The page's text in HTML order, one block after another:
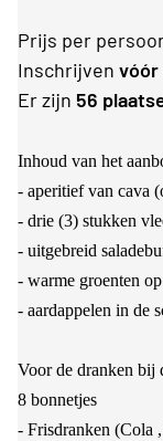
Prijs per
Inschrijven vóór
Er zijn 56
Inhoud van het
- aperitief van cava
- drie (3) stukken
- uitgebreid
- warme groenten
- aardappelen in de
Voor de dranken bij
8 bonnetjes
- Frisdranken (Cola